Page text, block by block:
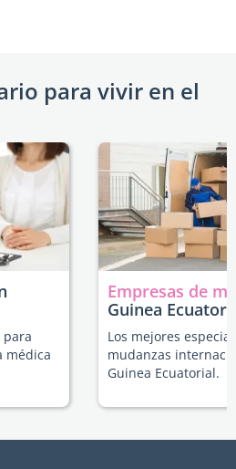
para vivir en el
para
médica
Empresas de
Guinea
Los mejores
mudanzas
Guinea Ecuatorial.